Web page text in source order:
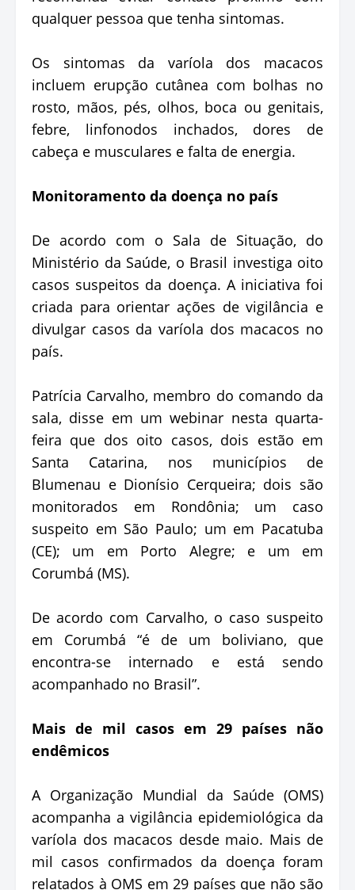
qualquer pessoa que tenha sintomas.
Os sintomas da varíola dos macacos
incluem erupção cutânea com bolhas no
rosto, mãos, pés, olhos, boca ou genitais,
febre, linfonodos inchados, dores de
cabeça e musculares e falta de energia.
Monitoramento da doença no país
De acordo com o Sala de Situação, do
Ministério da Saúde, o Brasil investiga oito
casos suspeitos da doença. A iniciativa foi
criada para orientar ações de vigilância e
divulgar casos da varíola dos macacos no
país.
Patrícia Carvalho, membro do comando da
sala, disse em um webinar nesta quarta-
feira que dos oito casos, dois estão em
Santa Catarina, nos municípios de
Blumenau e Dionísio Cerqueira; dois são
monitorados em Rondônia; um caso
suspeito em São Paulo; um em Pacatuba
(CE); um em Porto Alegre; e um em
Corumbá (MS).
De acordo com Carvalho, o caso suspeito
em Corumbá “é de um boliviano, que
encontra-se internado e está sendo
acompanhado no Brasil”.
Mais de mil casos em 29 países não
endêmicos
A Organização Mundial da Saúde (OMS)
acompanha a vigilância epidemiológica da
varíola dos macacos desde maio. Mais de
mil casos confirmados da doença foram
relatados à OMS em 29 países que não são